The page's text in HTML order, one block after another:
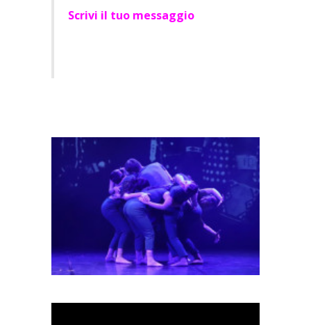
Scrivi il tuo messaggio